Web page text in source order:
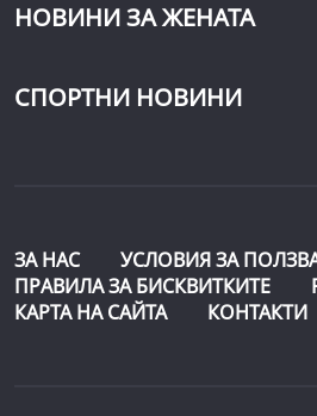
НОВИНИ ЗА ЖЕНАТА
СПОРТНИ НОВИНИ
ЗА НАС
УСЛОВИЯ ЗА
ПРАВИЛА ЗА БИСКВИТКИТЕ
КАРТА НА САЙТА
КОНТАКТИ